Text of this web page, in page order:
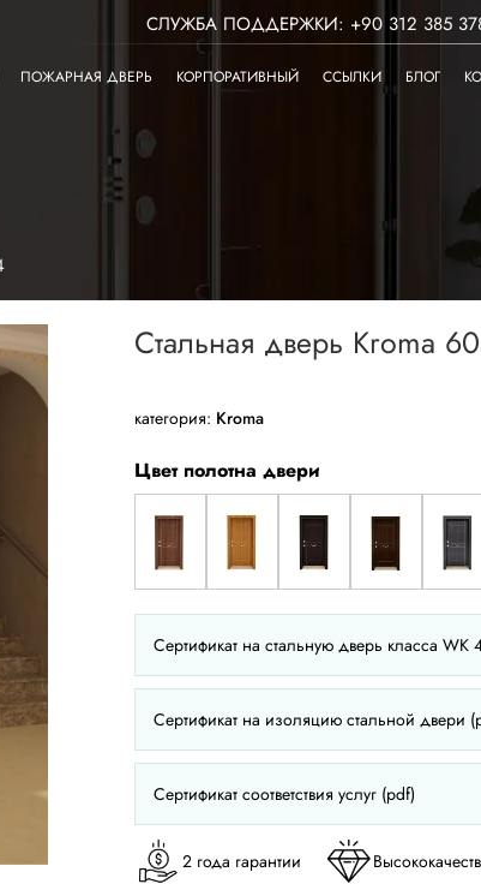
СЛУЖБА ПОДДЕРЖКИ: +90 312 385
ПОЖАРНАЯ ДВЕРЬ КОРПОРАТИВНЫЙ ССЫЛКИ БЛОГ
Стальная дверь Kroma
категория: Kroma
Цвет полотна двери
Сертификат на стальную дверь класса WK
Сертификат на изоляцию стальной двери
Сертификат соответствия услуг (pdf)
2 года гарантии